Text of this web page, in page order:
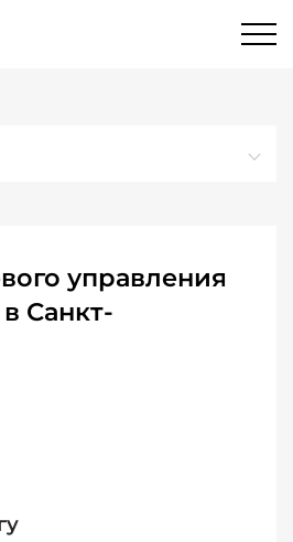
управления
Санкт-